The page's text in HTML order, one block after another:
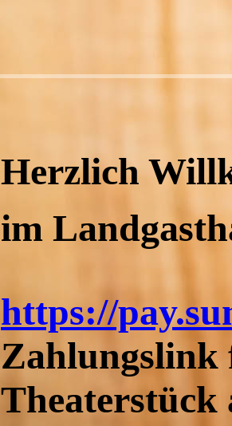
Herzlich
im
https://
Zahlungslink
Theaterstück